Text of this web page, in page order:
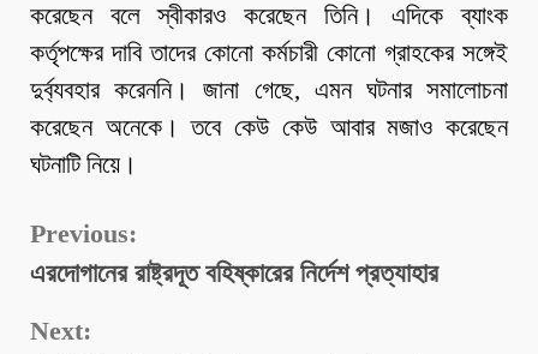
করেছেন বলে স্বীকারও করেছেন তিনি। এদিকে ব্যাংক
কর্তৃপক্ষের দাবি তাদের কোনো কর্মচারী কোনো গ্রাহকের সঙ্গেই
দুর্ব্যবহার করেননি। জানা গেছে, এমন ঘটনার সমালোচনা
করেছেন অনেকে। তবে কেউ কেউ আবার মজাও করেছেন
ঘটনাটি নিয়ে।
Continue
Reading
Previous:
এরদোগানের রাষ্ট্রদূত বহিষ্কারের নির্দেশ প্রত্যাহার
Next: